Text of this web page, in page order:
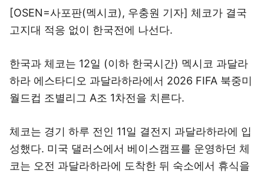
[OSEN=사포판(멕시코), 우충원 기자] 체코가 결국
고지대 적응 없이 한국전에 나선다.
한국과 체코는 12일 (이하 한국시간) 멕시코 과달라
하라 에스타디오 과달라하라에서 2026 FIFA 북중미
월드컵 조별리그 A조 1차전을 치른다.
체코는 경기 하루 전인 11일 결전지 과달라하라에 입
성했다. 미국 댈러스에서 베이스캠프를 운영하던 체
코는 오전 과달라하라에 도착한 뒤 숙소에서 휴식을